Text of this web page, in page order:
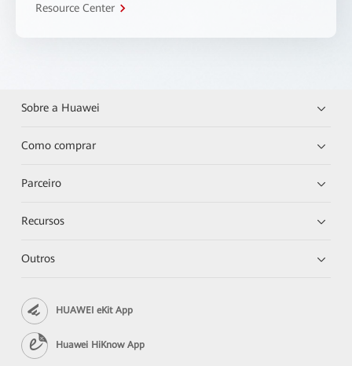
Resource Center
Sobre a Huawei
Como comprar
Parceiro
Recursos
Outros
HUAWEI eKit App
Huawei HiKnow App